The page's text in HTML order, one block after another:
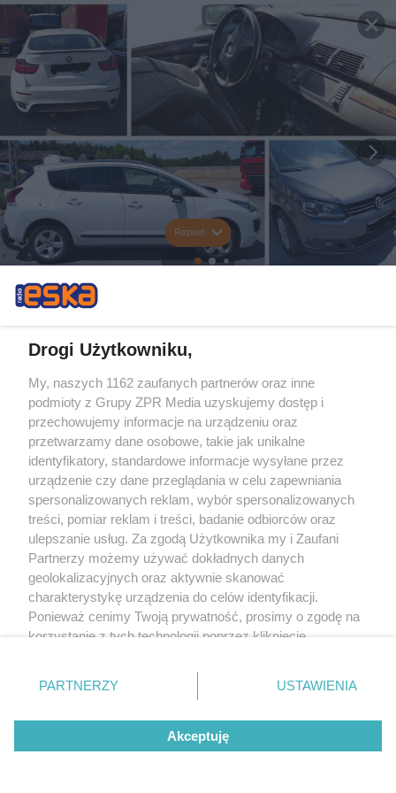
Rozwiń
Drogi Użytkowniku,
My, naszych 1162 zaufanych partnerów oraz inne
podmioty z Grupy ZPR Media uzyskujemy dostęp i
przechowujemy informacje na urządzeniu oraz
przetwarzamy dane osobowe, takie jak unikalne
identyfikatory, standardowe informacje wysyłane przez
urządzenie czy dane przeglądania w celu zapewniania
spersonalizowanych reklam, wybór spersonalizowanych
treści, pomiar reklam i treści, badanie odbiorców oraz
ulepszanie usług. Za zgodą Użytkownika my i Zaufani
Partnerzy możemy używać dokładnych danych
geolokalizacyjnych oraz aktywnie skanować
charakterystykę urządzenia do celów identyfikacji.
Ponieważ cenimy Twoją prywatność, prosimy o zgodę na
korzystanie z tych technologii poprzez kliknięcie
zmienić/wycofać klikając przycisk ustawień prywatności
znajdujący się w lewym dolnym rogu strony
rodzaje przetwarzania danych nie wymagają zgody
użytkownika, ale masz prawo sprzeciwić się takiemu
przetwarzaniu. Preferencje będą miały zastosowanie tylko
PARTNERZY USTAWIENIA
Akceptuję